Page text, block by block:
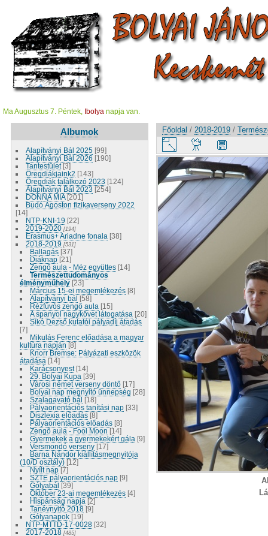
Ma Augusztus 7. Péntek, Ibolya napja van.
Albumok
Alapítványi Bál 2025 [99]
Alapítványi Bál 2026 [190]
Tantestület [3]
Öregdiákjaink2 [143]
Öregdiák találkozó 2023 [124]
Alapítványi Bál 2023 [254]
DONNA MIA [201]
Budó Ágoston fizikaverseny 2022
[14]
NTP-KNI-19 [22]
2019-2020 [194]
Erasmus+ Ariadne fonala [38]
2018-2019 [531]
Ballagás [37]
Diáknap [21]
Zengő aula - Méz együttes [14]
Természettudományos
élményműhely [23]
Március 15-ei megemlékezés [8]
Alapítványi bál [58]
Rézfúvós zengő aula [15]
A spanyol nagykövet látogatása [20]
Sikó Dezső kutatói pályadíj átadás
[7]
Mikulás Ferenc előadása a magyar
kultúra napján [8]
Knorr Bremse: Pályázati eszközök
átadása [14]
Karácsonyest [14]
29. Bolyai Kupa [39]
Városi német verseny döntő [17]
Bolyai nap megnyitó ünnepség [28]
Szalagavató bál [18]
Pályaorientációs tanítási nap [33]
Diszlexia előadás [8]
Pályaorientációs előadás [8]
Zengő aula - Fool Moon [14]
Gyermekek a gyermekekért gála [9]
Versmondó verseny [17]
Barna Nándor kiállításmegnyitója
(10/D osztály) [12]
Nyílt nap [7]
SZTE pályaorientációs nap [9]
Gólyabál [39]
Október 23-ai megemlékezés [4]
Hispánság napja [2]
Tanévnyitó 2018 [9]
Gólyanapok [19]
NTP-MTTD-17-0028 [32]
2017-2018 [485]
Főoldal / 2018-2019 /